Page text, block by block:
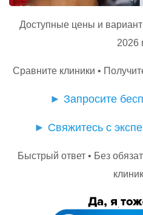
Доступные цены и
2026
Сравните клиники •
► Запросите
► Свяжитесь с
Быстрый ответ • Без